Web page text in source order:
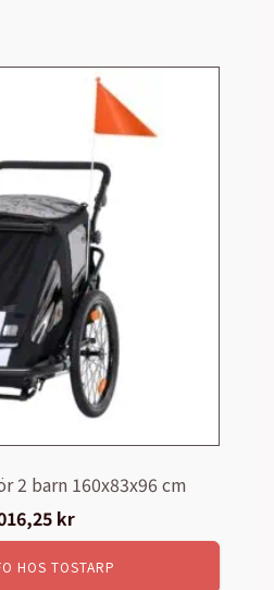
2 barn 160x83x96 cm
kr
HOS TOSTARP